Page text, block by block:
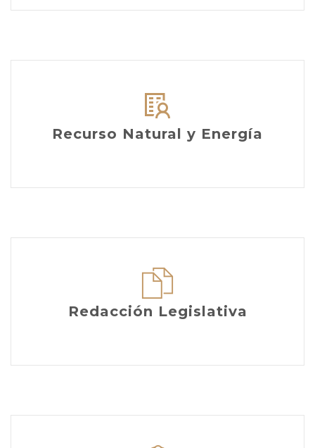
Recurso Natural y Energía
Redacción Legislativa